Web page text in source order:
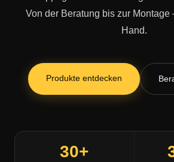
Von der Beratung bis zur Montage
Hand.
Produkte entdecken
30+